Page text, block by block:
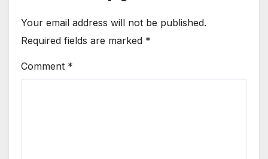
Your email address will not be published.
Required fields are marked *
Comment *